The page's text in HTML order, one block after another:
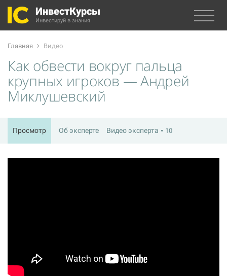
ИнвестКурсы
Инвестируй в знания
Главная Видео
Как обвести вокруг пальца
крупных игроков — Андрей
Миклушевский
Просмотр Об эксперте Видео эксперта 10